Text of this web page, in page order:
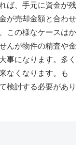
ば、手元に資金が残
が売却金額と合わせ
この様なケースはか
んが物件の精査や金
事になります。多く
なくなります。も
検討する必要があり